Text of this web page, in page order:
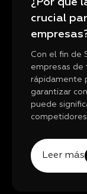
¿Por qué
crucial
Con el fin de
empresas de
rápidamente
garantizar
puede
Leer más